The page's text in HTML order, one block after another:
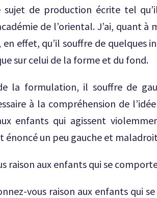
sujet de production écrite tel
de l’oriental. J’ai, quant
effet, qu’il souffre de quelques
sur celui de la forme et du fond.
la formulation, il souffre de
à la compréhension de
enfants qui agissent
énoncé un peu gauche et
raison aux enfants qui se
vous raison aux enfants qui